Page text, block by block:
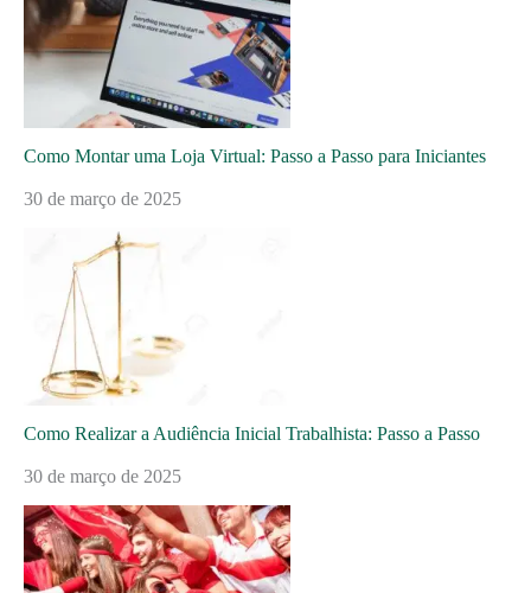
Como Montar uma Loja Virtual: Passo a Passo para Iniciantes
30 de março de 2025
Como Realizar a Audiência Inicial Trabalhista: Passo a Passo
30 de março de 2025